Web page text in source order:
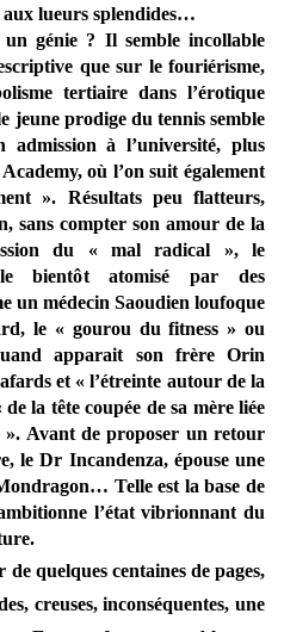
aux lueurs splendides…
génie ? Il semble incollable
que sur le fouriérisme,
tertiaire dans l’érotique
jeune prodige du tennis semble
à l’université, plus
où l’on suit également
». Résultats peu flatteurs,
sans compter son amour de la
du « mal radical », le
bientôt atomisé par des
un médecin Saoudien loufoque
le « gourou du fitness » ou
apparait son frère Orin
et « l’étreinte autour de la
la tête coupée de sa mère liée
Avant de proposer un retour
le Dr Incandenza, épouse une
Telle est la base de
l’état vibrionnant du
quelques centaines de pages,
creuses, inconséquentes, une